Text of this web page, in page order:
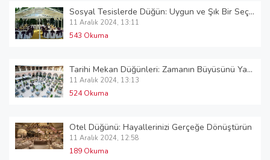
Sosyal Tesislerde Düğün: Uygun ve Şık Bir Seçenek
11 Aralık 2024, 13:11
543 Okuma
Tarihi Mekan Düğünleri: Zamanın Büyüsünü Yaşayın
11 Aralık 2024, 13:13
524 Okuma
Otel Düğünü: Hayallerinizi Gerçeğe Dönüştürün
11 Aralık 2024, 12:58
189 Okuma